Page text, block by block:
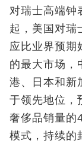
对瑞士高端钟
起，美国对瑞
应比业界预期
的最大市场，
港、日本和新
于领先地位，
奢侈品销量的
模式，持续的